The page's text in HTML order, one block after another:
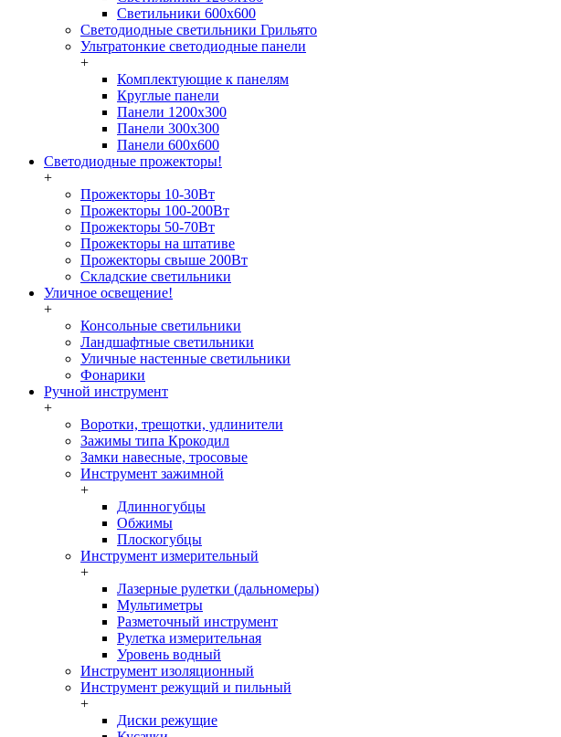
Светильники 600х600
Светодиодные светильники Грильято
Ультратонкие светодиодные панели
+
Комплектующие к панелям
Круглые панели
Панели 1200х300
Панели 300х300
Панели 600х600
Светодиодные прожекторы!
+
Прожекторы 10-30Вт
Прожекторы 100-200Вт
Прожекторы 50-70Вт
Прожекторы на штативе
Прожекторы свыше 200Вт
Складские светильники
Уличное освещение!
+
Консольные светильники
Ландшафтные светильники
Уличные настенные светильники
Фонарики
Ручной инструмент
+
Воротки, трещотки, удлинители
Зажимы типа Крокодил
Замки навесные, тросовые
Инструмент зажимной
+
Длинногубцы
Обжимы
Плоскогубцы
Инструмент измерительный
+
Лазерные рулетки (дальномеры)
Мультиметры
Разметочный инструмент
Рулетка измерительная
Уровень водный
Инструмент изоляционный
Инструмент режущий и пильный
+
Диски режущие